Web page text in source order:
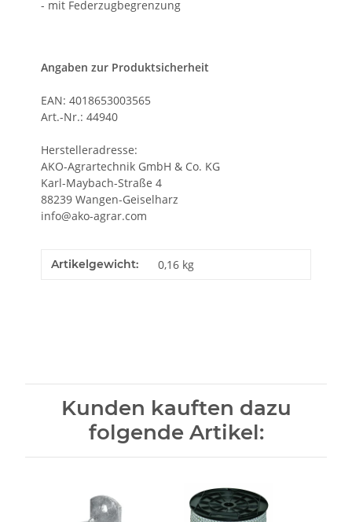
- mit Federzugbegrenzung
Angaben zur Produktsicherheit
EAN: 4018653003565
Art.-Nr.: 44940
Herstelleradresse:
AKO-Agrartechnik GmbH & Co. KG
Karl-Maybach-Straße 4
88239 Wangen-Geiselharz
info@ako-agrar.com
Artikelgewicht: 0,16 kg
Kunden kauften dazu
folgende Artikel: